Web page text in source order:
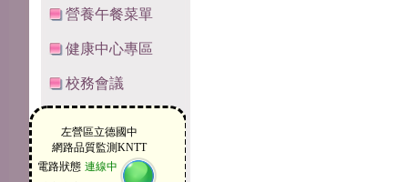
營養午餐菜單
健康中心專區
校務會議